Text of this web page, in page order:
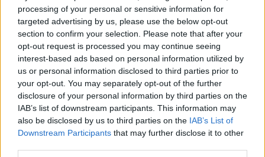
processing of your personal or sensitive information for
targeted advertising by us, please use the below opt-out
section to confirm your selection. Please note that after your
opt-out request is processed you may continue seeing
interest-based ads based on personal information utilized by
us or personal information disclosed to third parties prior to
your opt-out. You may separately opt-out of the further
disclosure of your personal information by third parties on the
IAB’s list of downstream participants. This information may
also be disclosed by us to third parties on the IAB’s List of
Downstream Participants that may further disclose it to other
κεράσματα έδωσαν παλμό στο
κέντρο της πόλης – Μεγάλη ήταν η
συμμετοχή κατοίκων και
επισκεπτών
Βουτιά έκανε το πραγματικό
εισόδημα των ελληνικών
νοικοκυριών
Μείωση 3,6% το πρώτο τρίμηνο του
2026, η χειρότερη επίδοση μεταξύ
21 χωρών μελών του ΟΟΣΑ.
Καθοριστική η υποχώρηση των
κοινωνικών παροχών και του